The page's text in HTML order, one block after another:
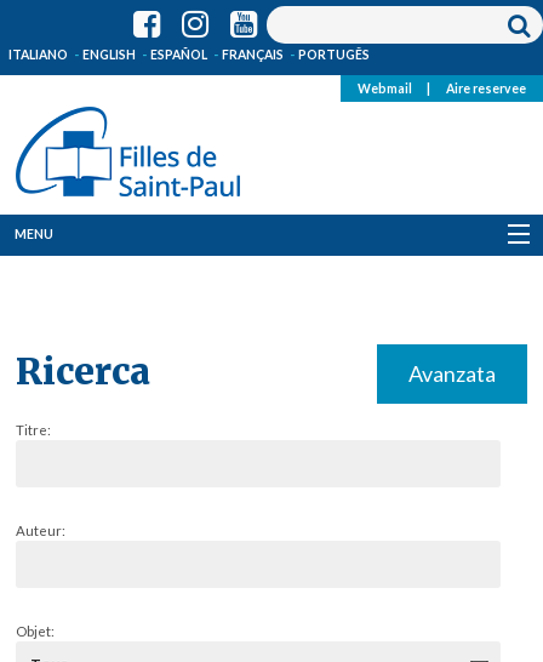
ITALIANO ENGLISH ESPAÑOL FRANÇAIS PORTUGÊS
Webmail Aire reservee
MENU
Ricerca Avanzata
Titre:
Auteur:
Objet: